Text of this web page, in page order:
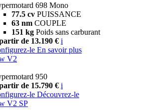
698 Mono
77.5 cv PUISSANCE
63 nm COUPLE
151 kg Poids sans carburant
de 13.190 € i
le En savoir plus
V2
950
de 15.790 € i
le Découvrez-le
V2 SP